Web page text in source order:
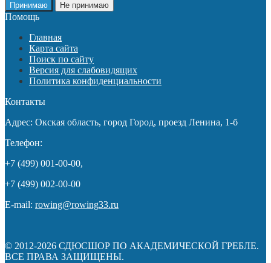
Принимаю Не принимаю
Помощь
Главная
Карта сайта
Поиск по сайту
Версия для слабовидящих
Политика конфиденциальности
Контакты
Адрес: Окская область, город Город, проезд Ленина, 1-б
Телефон:
+7 (499) 001-00-00,
+7 (499) 002-00-00
E-mail: rowing@rowing33.ru
© 2012-2026 СДЮСШОР ПО АКАДЕМИЧЕСКОЙ ГРЕБЛЕ.
ВСЕ ПРАВА ЗАЩИЩЕНЫ.